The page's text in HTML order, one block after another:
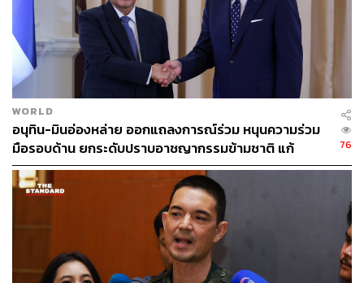
WORLD
อนุทิน-มินอ่องหล่าย ออกแถลงการณ์ร่วม หนุนความร่วม
มือรอบด้าน ยกระดับปราบอาชญากรรมข้ามชาติ แก้
ปัญหาหมอกควัน-มลพิษทางน้ำ
76